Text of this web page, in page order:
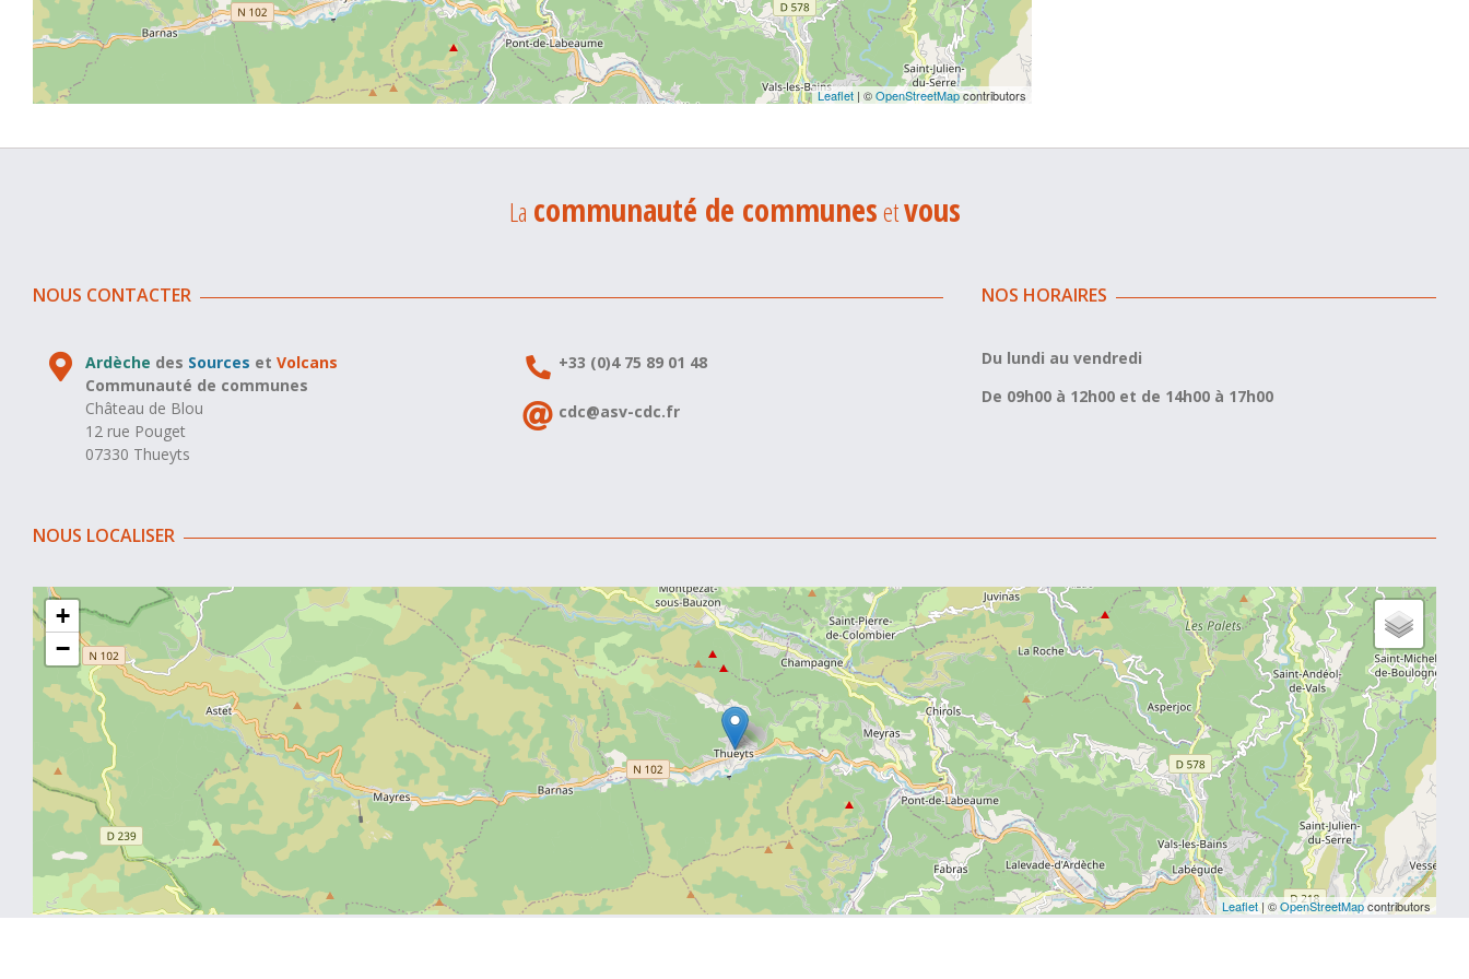
Leaflet| ©OpenStreetMapcontributors
La communauté de communesetvous
NOUS CONTACTER
Ardèche des Sources etVolcans
Communauté de communes
Château de Blou
12 rue Pouget
07330 Thueyts
+33 (0)4 75 89 01 48
cdc@asv-cdc.fr
NOS HORAIRES
Du lundi au vendredi
De 09h00 à 12h00 et de 14h00 à 17h00
NOUS LOCALISER
+
−
Leaflet| ©OpenStreetMapcontributors